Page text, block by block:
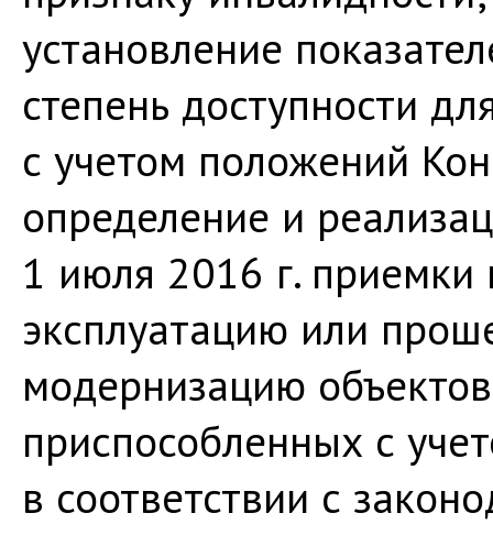
установление
степень доступности
с учетом положений
определение и
1 июля 2016 г.
эксплуатацию или
модернизацию
приспособленных с
в соответствии с